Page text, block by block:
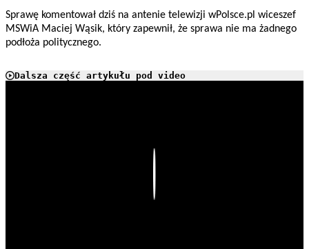
Sprawę komentował dziś na antenie telewizji wPolsce.pl wiceszef
MSWiA Maciej Wąsik, który zapewnił, że sprawa nie ma żadnego
podłoża politycznego.
Dalsza część artykułu pod video